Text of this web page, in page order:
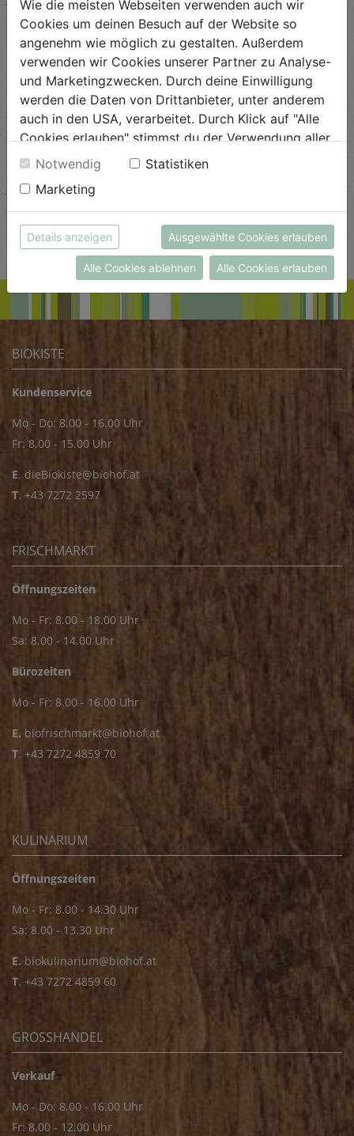
Beliebte Beiträge
BIOKISTE
Kundenservice
Mo - Do: 8.00 - 16.00 Uhr
Fr: 8.00 - 15.00 Uhr
E. dieBiokiste@biohof.at
T. +43 7272 2597
FRISCHMARKT
Öffnungszeiten
Mo - Fr: 8.00 - 18.00 Uhr
Sa: 8.00 - 14.00 Uhr
Bürozeiten
Mo - Fr: 8.00 - 16.00 Uhr
E. biofrischmarkt@biohof.at
T. +43 7272 4859 70
KULINARIUM
Öffnungszeiten
Mo - Fr: 8.00 - 14.30 Uhr
Sa: 8.00 - 13.30 Uhr
E. biokulinarium@biohof.at
T. +43 7272 4859 60
GROSSHANDEL
Verkauf
Mo - Do: 8.00 - 16.00 Uhr
Fr: 8.00 - 12.00 Uhr
Wie die meisten Webseiten verwenden auch wir
Cookies um deinen Besuch auf der Website so
angenehm wie möglich zu gestalten. Außerdem
verwenden wir Cookies unserer Partner zu Analyse-
und Marketingzwecken. Durch deine Einwilligung
werden die Daten von Drittanbieter, unter anderem
auch in den USA, verarbeitet. Durch Klick auf "Alle
Cookies erlauben" stimmst du der Verwendung aller
Cookies zu. Unter "Details anzeigen" findest du alle
Infos zu den unterschiedlichen Cookies, du kannst
auch entscheiden, welche Cookies du erlauben
möchtest.
Weitere Informationen findest du in unserer
Datenschutzerklärungbzw. imImpressum
Notwendig
Statistiken
Marketing
Details anzeigen Ausgewählte Cookies erlauben
Alle Cookies ablehnen Alle Cookies erlauben